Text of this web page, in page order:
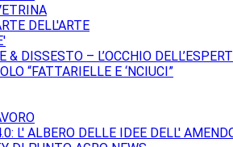
DELL'ARTE
& DISSESTO – L’OCCHIO
“FATTARIELLE E ‘NCIUCI”
L' ALBERO DELLE IDEE DELL'